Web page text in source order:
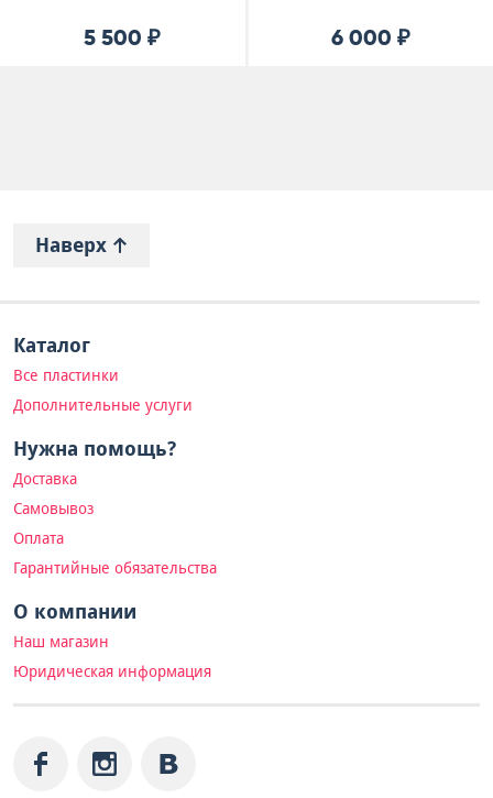
5 500 ₽ 6 000 ₽
Наверх
Каталог
Все пластинки
Дополнительные услуги
Нужна помощь?
Доставка
Самовывоз
Оплата
Гарантийные обязательства
О компании
Наш магазин
Юридическая информация